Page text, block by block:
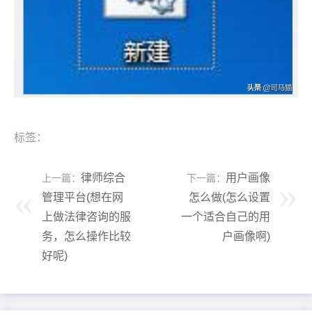
标签：
上一篇： 律师综合
管理平台(想在网
上做法律咨询的服
务，怎么操作比较
好呢)
下一篇： 用户画像
怎么做(怎么设置
一个适合自己的用
户画像啊)